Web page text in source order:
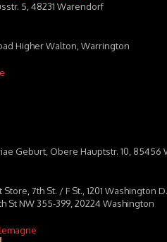
5, 48231 Warendorf
Higher Walton, Warrington
Geburt, Obere Hauptstr. 10, 85456
7th St. / F St., 1201 Washington
St NW 355-399, 20224 Washington